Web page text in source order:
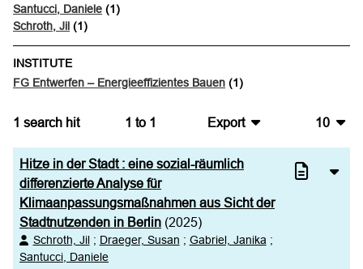
Santucci, Daniele (1)
Schroth, Jil (1)
INSTITUTE
FG Entwerfen – Energieeffizientes Bauen (1)
1 search hit 1 to 1
Export
BibTeX
RIS
XML
10
10
Hitze in der Stadt : eine sozial-räumlich
differenzierte Analyse für
Klimaanpassungsmaßnahmen aus Sicht der
Stadtnutzenden in Berlin (2025)
Schroth, Jil; Draeger, Susan ; Gabriel, Janika ;
Santucci, Daniele